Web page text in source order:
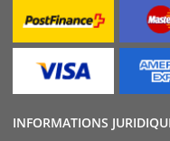
INFORMATIONS